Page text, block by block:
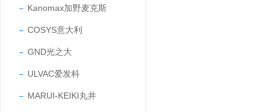
Kanomax加野麦克斯
COSYS意大利
GND光之大
ULVAC爱发科
MARUI-KEIKI丸井